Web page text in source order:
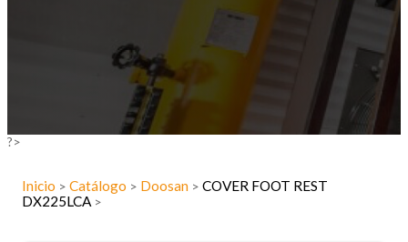
?>
Inicio > Catálogo > Doosan > COVER FOOT REST
DX225LCA >